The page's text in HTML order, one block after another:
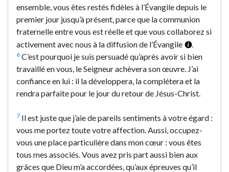
ensemble, vous êtes restés fidèles à l’Évangile depuis le
premier jour jusqu’à présent, parce que la communion
fraternelle entre vous est réelle et que vous collaborez si
activement avec nous à la diffusion de l’Évangile
.
6 C’est pourquoi je suis persuadé qu’après avoir si bien
travaillé en vous, le Seigneur achèvera son œuvre. J’ai
confiance en lui : il la développera, la complétera et la
rendra parfaite pour le jour du retour de Jésus-Christ.
7 Il est juste que j’aie de pareils sentiments à votre égard :
vous me portez toute votre affection. Aussi, occupez-
vous une place particulière dans mon cœur : vous êtes
tous mes associés. Vous avez pris part aussi bien aux
grâces que Dieu m’a accordées, qu’aux épreuves qu’il